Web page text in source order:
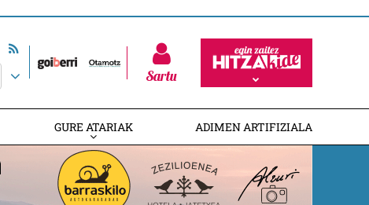
Sartu
GURE ATARIAK ADIMEN ARTIFIZIALA